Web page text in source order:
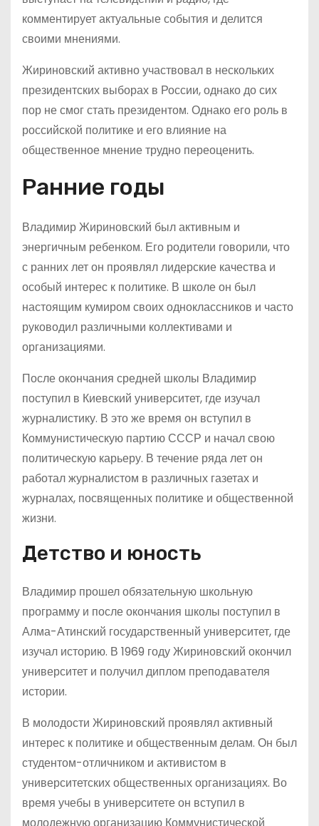
комментирует актуальные события и делится
своими мнениями.
Жириновский активно участвовал в нескольких
президентских выборах в России, однако до сих
пор не смог стать президентом. Однако его роль в
российской политике и его влияние на
общественное мнение трудно переоценить.
Ранние годы
Владимир Жириновский был активным и
энергичным ребенком. Его родители говорили, что
с ранних лет он проявлял лидерские качества и
особый интерес к политике. В школе он был
настоящим кумиром своих одноклассников и часто
руководил различными коллективами и
организациями.
После окончания средней школы Владимир
поступил в Киевский университет, где изучал
журналистику. В это же время он вступил в
Коммунистическую партию СССР и начал свою
политическую карьеру. В течение ряда лет он
работал журналистом в различных газетах и
журналах, посвященных политике и общественной
жизни.
Детство и юность
Владимир прошел обязательную школьную
программу и после окончания школы поступил в
Алма-Атинский государственный университет, где
изучал историю. В 1969 году Жириновский окончил
университет и получил диплом преподавателя
истории.
В молодости Жириновский проявлял активный
интерес к политике и общественным делам. Он был
студентом-отличником и активистом в
университетских общественных организациях. Во
время учебы в университете он вступил в